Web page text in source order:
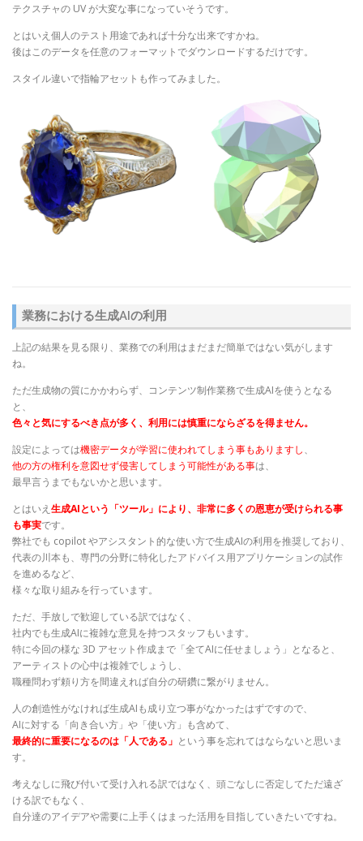
テクスチャの UV が大変な事になっていそうです。
とはいえ個人のテスト用途であれば十分な出来ですかね。
後はこのデータを任意のフォーマットでダウンロードするだけです。
スタイル違いで指輪アセットも作ってみました。
業務における生成AIの利用
上記の結果を見る限り、業務での利用はまだまだ簡単ではない気がします
ね。
ただ生成物の質にかかわらず、コンテンツ制作業務で生成AIを使うとなる
と、
色々と気にするべき点が多く、利用には慎重にならざるを得ません。
設定によっては機密データが学習に使われてしまう事もありますし、
他の方の権利を意図せず侵害してしまう可能性がある事は、
最早言うまでもないかと思います。
とはいえ 生成AIという「ツール」により、非常に多くの恩恵が受けられる事
も事実です。
弊社でも copilot やアシスタント的な使い方で生成AIの利用を推奨しており、
代表の川本も、専門の分野に特化したアドバイス用アプリケーションの試作
を進めるなど、
様々な取り組みを行っています。
ただ、手放しで歓迎している訳ではなく、
社内でも生成AIに複雑な意見を持つスタッフもいます。
特に今回の様な 3D アセット作成まで「全てAIに任せましょう」となると、
アーティストの心中は複雑でしょうし、
職種問わず頼り方を間違えれば自分の研鑽に繋がりません。
人の創造性がなければ生成AIも成り立つ事がなかったはずですので、
AIに対する「向き合い方」や「使い方」も含めて、
最終的に重要になるのは「人である」 という事を忘れてはならないと思いま
す。
考えなしに飛び付いて受け入れる訳ではなく、頭ごなしに否定してただ遠ざ
ける訳でもなく、
自分達のアイデアや需要に上手くはまった活用を目指していきたいですね。